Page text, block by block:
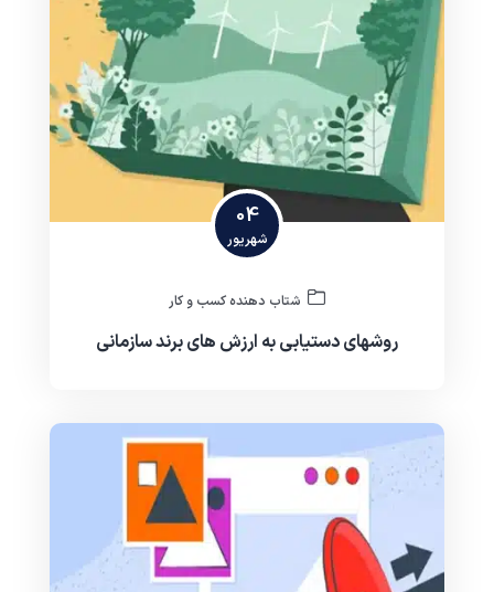
04
شهریور
شتاب دهنده کسب و کار
روشهای دستیابی به ارزش های برند سازمانی